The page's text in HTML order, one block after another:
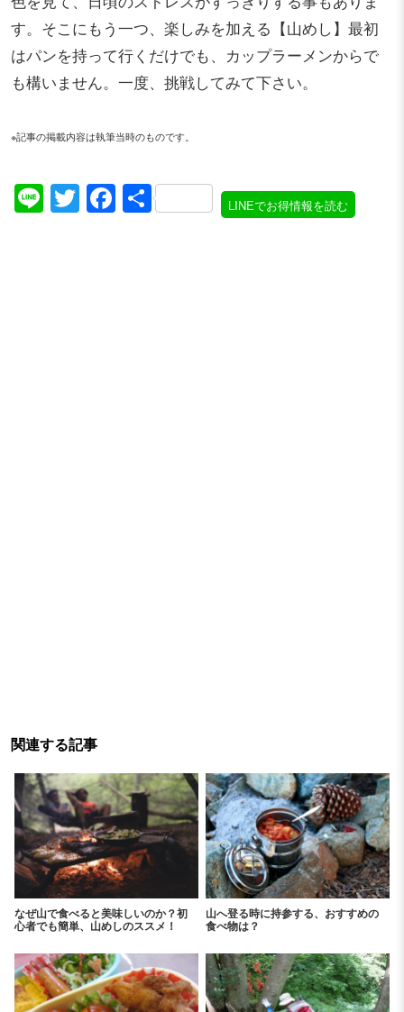
す。そこにもう一つ、楽しみを加える【山めし】最初
はパンを持って行くだけでも、カップラーメンからで
も構いません。一度、挑戦してみて下さい。
※記事の掲載内容は執筆当時のものです。
LineTwitter
Facebook
共
有
LINEでお得情報を読む
関連する記事
なぜ山で食べると美味しいのか？初
心者でも簡単、山めしのススメ！
山へ登る時に持参する、おすすめの
食べ物は？